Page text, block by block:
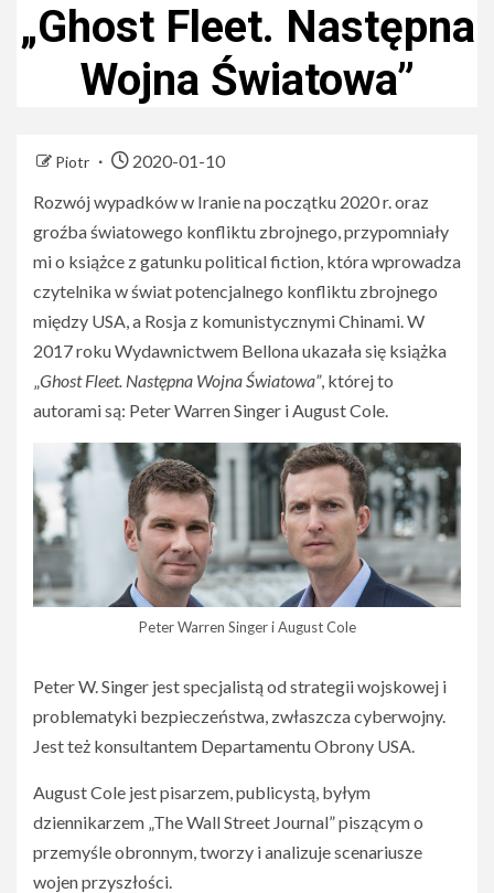
„Ghost Fleet. Następna
Wojna Światowa”
Piotr
2020-01-10
Rozwój wypadków w Iranie na początku 2020 r. oraz
groźba światowego konfliktu zbrojnego, przypomniały
mi o książce z gatunku political fiction, która wprowadza
czytelnika w świat potencjalnego konfliktu zbrojnego
między USA, a Rosja z komunistycznymi Chinami. W
2017 roku Wydawnictwem Bellona ukazała się książka
„Ghost Fleet. Następna Wojna Światowa”, której to
autorami są: Peter Warren Singer i August Cole.
Peter Warren Singer i August Cole
Peter W. Singer jest specjalistą od strategii wojskowej i
problematyki bezpieczeństwa, zwłaszcza cyberwojny.
Jest też konsultantem Departamentu Obrony USA.
August Cole jest pisarzem, publicystą, byłym
dziennikarzem „The Wall Street Journal” piszącym o
przemyśle obronnym, tworzy i analizuje scenariusze
wojen przyszłości.